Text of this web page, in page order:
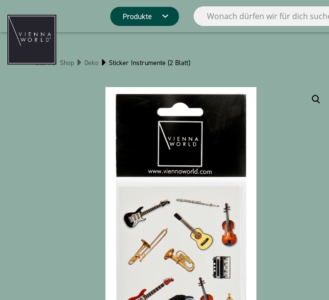
Produkte
Produktgruppen
Deko
Küche
Schreibwaren
Weihnachten
Stringlies
Start Shop Deko Sticker Instrumente (2 Blatt)